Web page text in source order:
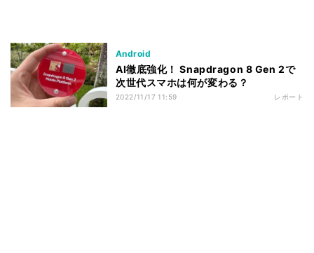
Android
AI徹底強化！ Snapdragon 8 Gen 2で
次世代スマホは何が変わる？
2022/11/17 11:59 レポート